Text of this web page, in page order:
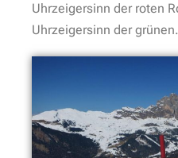
Uhrzeigersinn der roten
Uhrzeigersinn der grünen.